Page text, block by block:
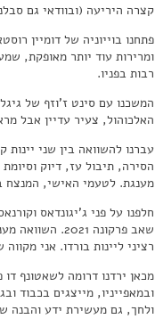
קצרה היריעה (ובוודאי גם
פתחנו בוייוניה של דומיין
ומרירות עוד יותר מאופקת,
רבות בפניו.
המשכנו עם סינט ז'וזף של
האלכוהול, צעיר עדיין אבל
הסירה, תיבול עז, דיוק
מענגת. לטעמי האישי, המנצח
שאב פרקונה
רציני ליינות בורדו. אני
ובמאפייניו, מייצגים בכבוד
ולחך, גם מעשירת ידע והבנה